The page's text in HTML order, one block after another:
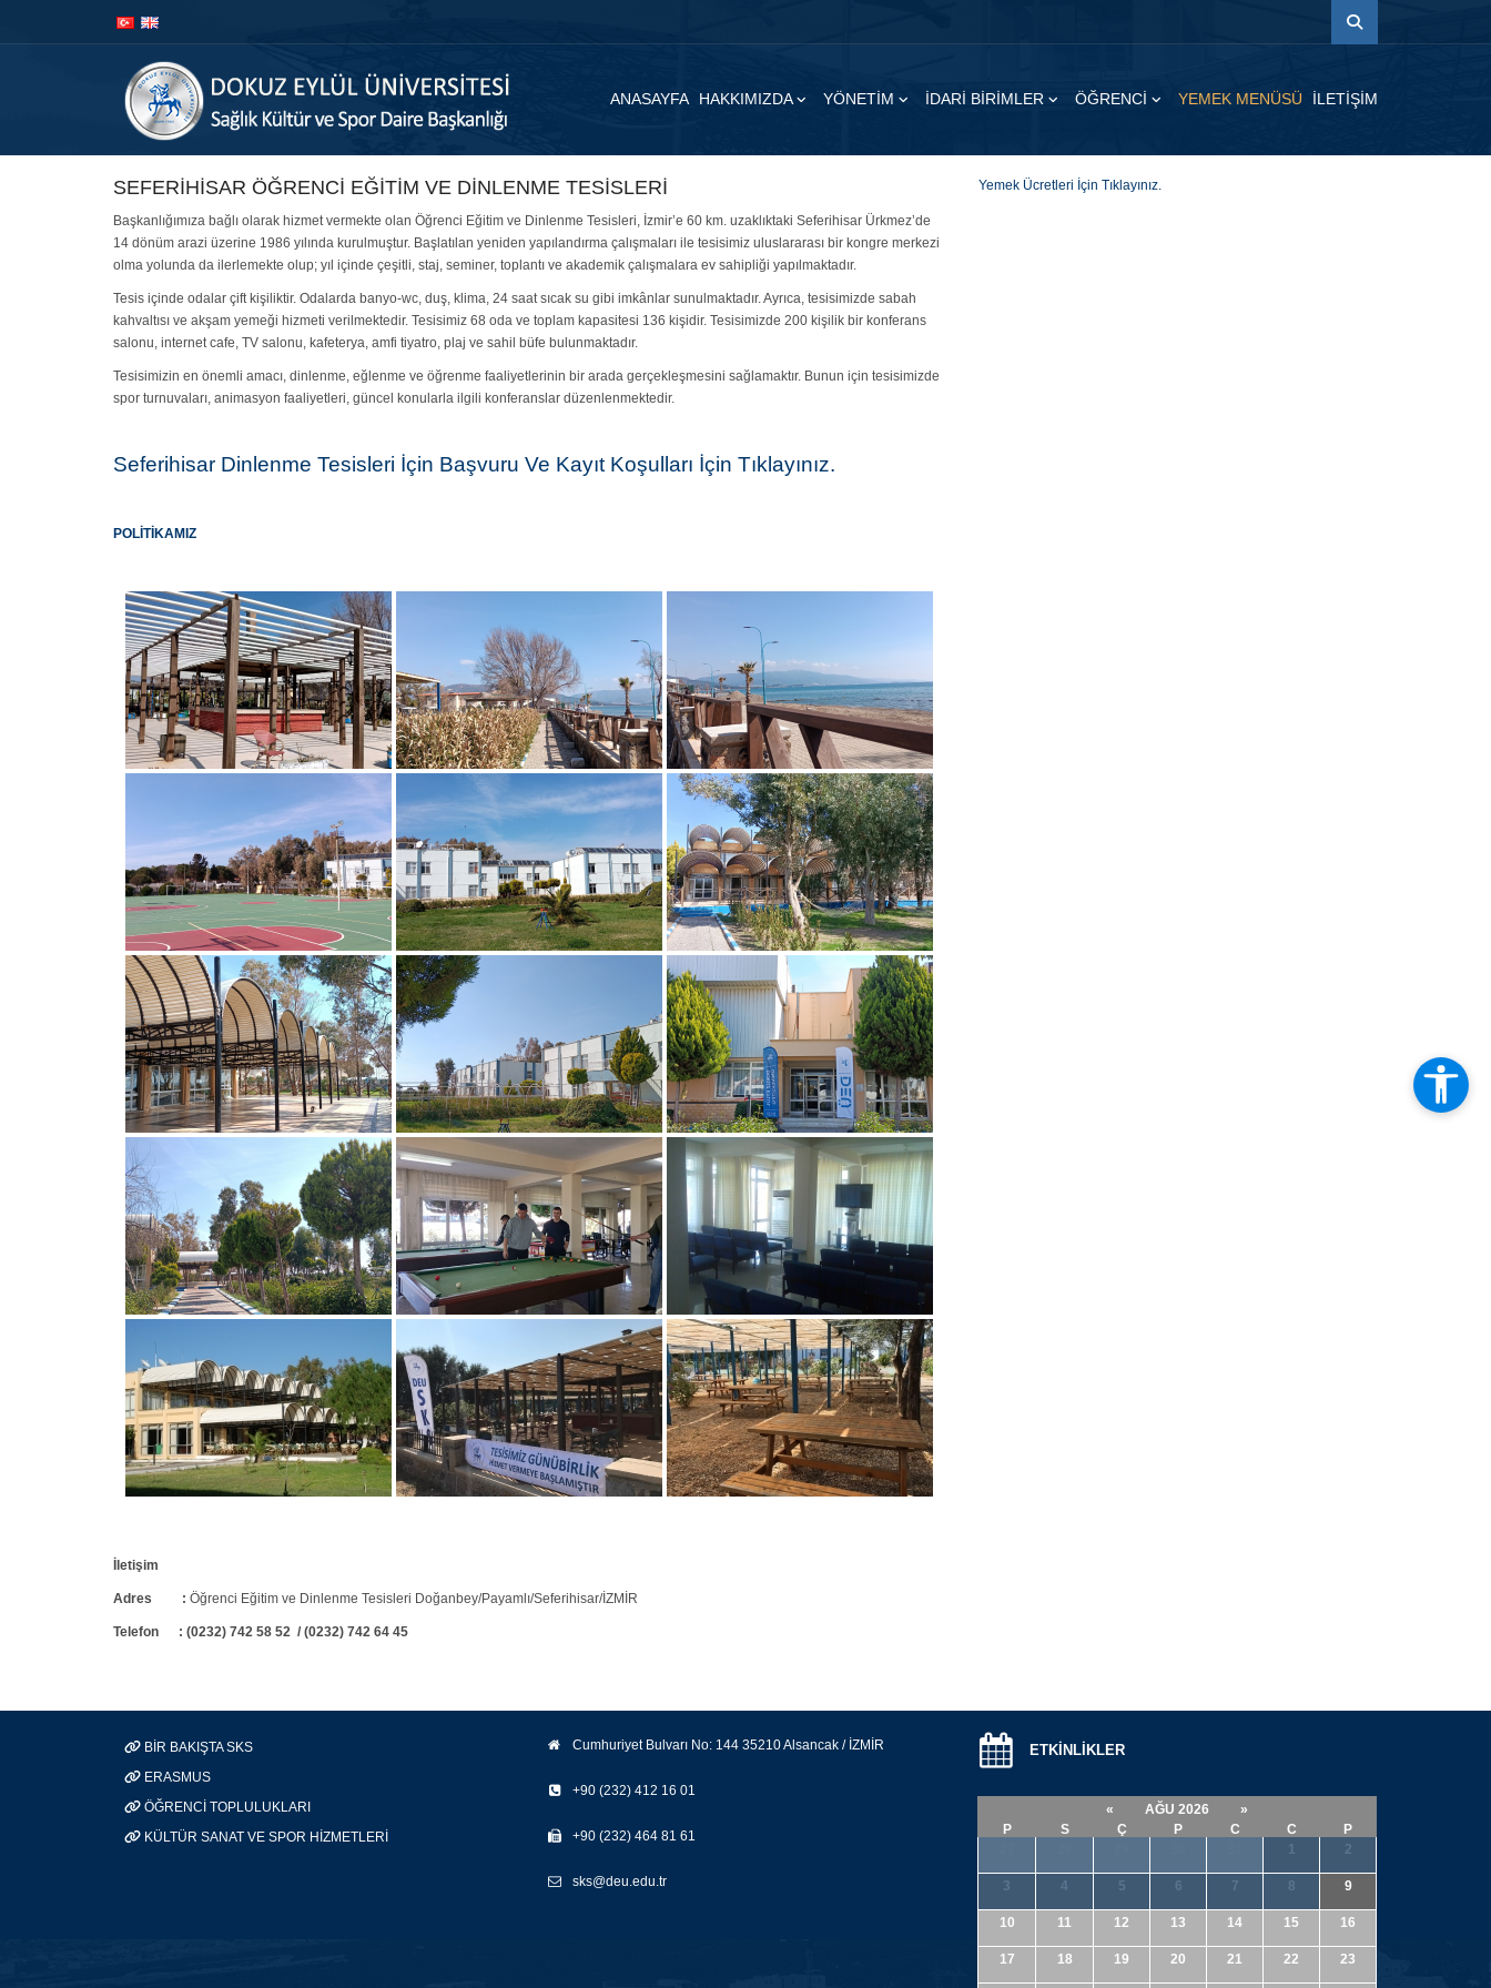
ANASAYFA HAKKIMIZDA YÖNETİM İDARİ BİRİMLER ÖĞRENCİ YEMEK MENÜSÜ İLETİŞİM
SEFERİHİSAR ÖĞRENCİ EĞİTİM VE DİNLENME TESİSLERİ
Başkanlığımıza bağlı olarak hizmet vermekte olan Öğrenci Eğitim ve Dinlenme Tesisleri, İzmir’e 60 km. uzaklıktaki Seferihisar Ürkmez’de
14 dönüm arazi üzerine 1986 yılında kurulmuştur. Başlatılan yeniden yapılandırma çalışmaları ile tesisimiz uluslararası bir kongre merkezi
olma yolunda da ilerlemekte olup; yıl içinde çeşitli, staj, seminer, toplantı ve akademik çalışmalara ev sahipliği yapılmaktadır.
Tesis içinde odalar çift kişiliktir. Odalarda banyo-wc, duş, klima, 24 saat sıcak su gibi imkânlar sunulmaktadır. Ayrıca, tesisimizde sabah
kahvaltısı ve akşam yemeği hizmeti verilmektedir. Tesisimiz 68 oda ve toplam kapasitesi 136 kişidir. Tesisimizde 200 kişilik bir konferans
salonu, internet cafe, TV salonu, kafeterya, amfi tiyatro, plaj ve sahil büfe bulunmaktadır.
Tesisimizin en önemli amacı, dinlenme, eğlenme ve öğrenme faaliyetlerinin bir arada gerçekleşmesini sağlamaktır. Bunun için tesisimizde
spor turnuvaları, animasyon faaliyetleri, güncel konularla ilgili konferanslar düzenlenmektedir.
Seferihisar Dinlenme Tesisleri İçin Başvuru Ve Kayıt Koşulları İçin Tıklayınız.
POLİTİKAMIZ
İletişim
Adres : Öğrenci Eğitim ve Dinlenme Tesisleri Doğanbey/Payamlı/Seferihisar/İZMİR
Telefon : (0232) 742 58 52 / (0232) 742 64 45
Yemek Ücretleri İçin Tıklayınız.
BİR BAKIŞTA SKS
ERASMUS
ÖĞRENCİ TOPLULUKLARI
KÜLTÜR SANAT VE SPOR HİZMETLERİ
Cumhuriyet Bulvarı No: 144 35210 Alsancak / İZMİR
+90 (232) 412 16 01
+90 (232) 464 81 61
sks@deu.edu.tr
ETKİNLİKLER
« AĞU 2026
»
P
S Ç P C C
P
1 2
3 4 5 6 7 8 9
10 11 12 13 14 15 16
17 18 19 20 21 22 23